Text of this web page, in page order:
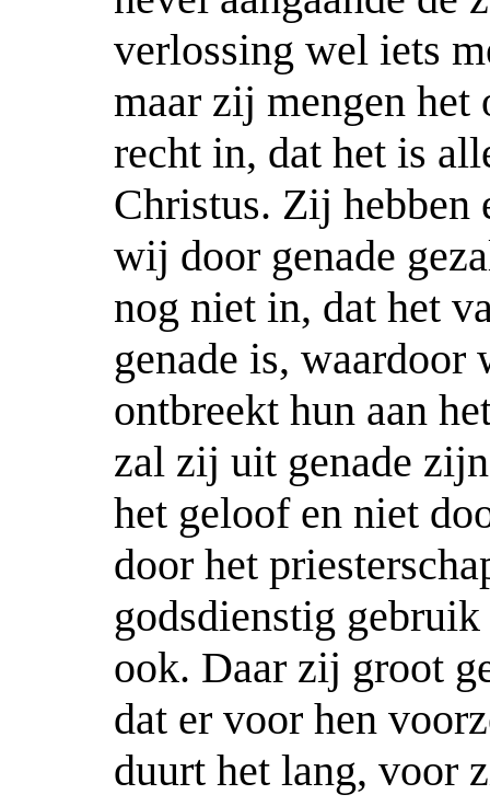
verlossing wel iets
maar zij mengen
recht in, dat het is
Christus. Zij hebben
wij door genade
nog niet in, dat het
genade is,
ontbreekt hun aan
zal zij uit genade
het geloof en niet
door het
godsdienstig
ook. Daar zij groot
dat er voor hen
duurt het lang, voor